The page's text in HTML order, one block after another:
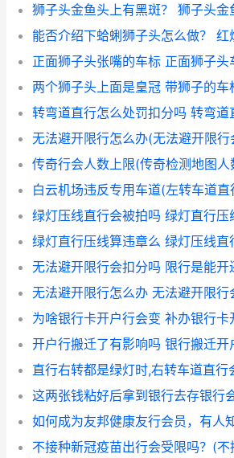
狮子头金鱼头上有黑斑？ 狮子头金
能否介绍下蛤蜊狮子头怎么做？ 红
正面狮子头张嘴的车标 正面狮子头
两个狮子头上面是皇冠 带狮子的车
转弯道直行怎么处罚扣分吗 转弯道
无法避开限行怎么办(无法避开限行
传奇行会人数上限(传奇检测地图人
白云机场违反专用车道(左转车道直
绿灯压线直行会被拍吗 绿灯直行压
绿灯直行压线算违章么 绿灯压线直
无法避开限行会扣分吗 限行是能开
无法避开限行怎么办 无法避开限行
为啥银行卡开户行会变 补办银行卡
开户行搬迁了有影响吗 银行搬迁开